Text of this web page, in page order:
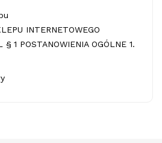
INTERNETOWEGO
1 POSTANOWIENIA OGÓLNE 1.